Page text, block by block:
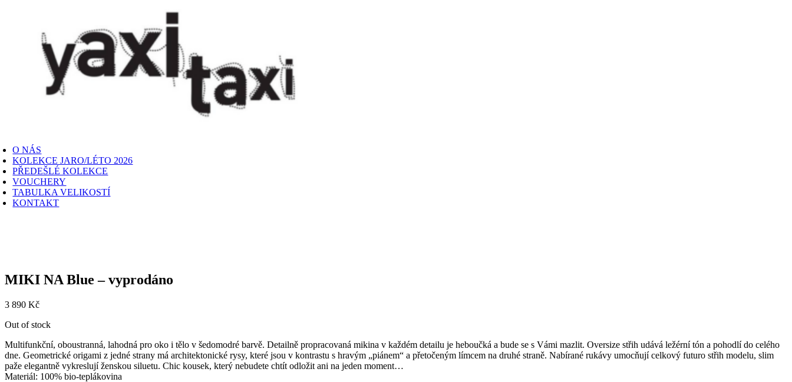
O NÁS
KOLEKCE JARO/LÉTO 2026
PŘEDEŠLÉ KOLEKCE
VOUCHERY
TABULKA VELIKOSTÍ
KONTAKT
MIKI NA Blue – vyprodáno
3 890 Kč
Out of stock
Multifunkční, oboustranná, lahodná pro oko i tělo v šedomodré barvě. Detailně propracovaná mikina v každém detailu je heboučká a bude se s Vámi mazlit. Oversize střih udává ležérní tón a pohodlí do celého
dne. Geometrické origami z jedné strany má architektonické rysy, které jsou v kontrastu s hravým „piánem“ a přetočeným límcem na druhé straně. Nabírané rukávy umocňují celkový futuro střih modelu, slim
paže elegantně vykreslují ženskou siluetu. Chic kousek, který nebudete chtít odložit ani na jeden moment…
Materiál: 100% bio-teplákovina